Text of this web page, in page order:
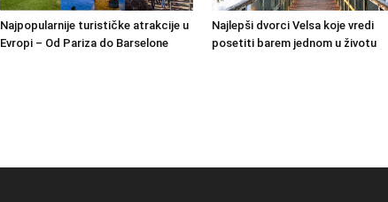
Najpopularnije turističke atrakcije u
Evropi – Od Pariza do Barselone
Najlepši dvorci Velsa koje vredi
posetiti barem jednom u životu